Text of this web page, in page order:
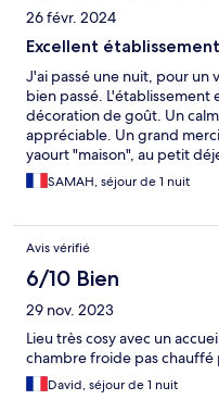
26 févr. 2024
Excellent
J'ai passé une nuit, pour un
bien passé.
décoration de goût. Un
appréciable. Un grand
yaourt "maison", au petit
pas d'autres adresses, si je
doute !
SAMAH, séjour de 1 nuit
Avis vérifié
6/10 Bien
29 nov. 2023
Lieu très cosy avec un
chambre froide pas chauffé
David, séjour de 1 nuit